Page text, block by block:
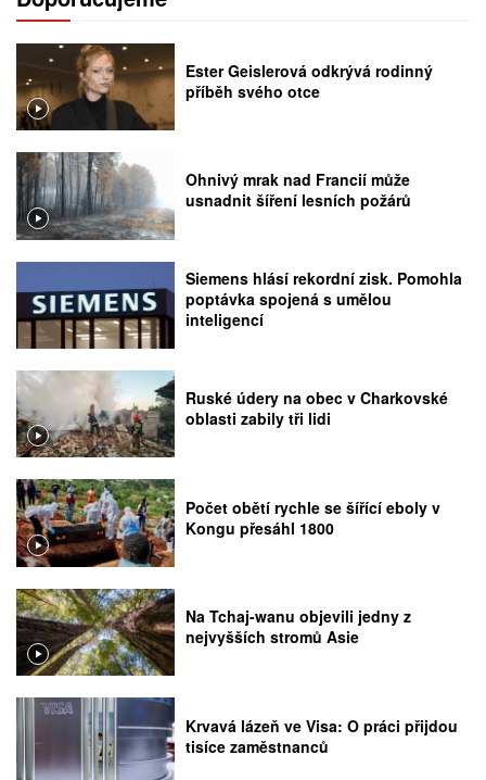
Ester Geislerová odkrývá rodinný
příběh svého otce
Ohnivý mrak nad Francií může
usnadnit šíření lesních požárů
Siemens hlásí rekordní zisk. Pomohla
poptávka spojená s umělou
inteligencí
Ruské údery na obec v Charkovské
oblasti zabily tři lidi
Počet obětí rychle se šířící eboly v
Kongu přesáhl 1800
Na Tchaj-wanu objevili jedny z
nejvyšších stromů Asie
Krvavá lázeň ve Visa: O práci přijdou
tisíce zaměstnanců